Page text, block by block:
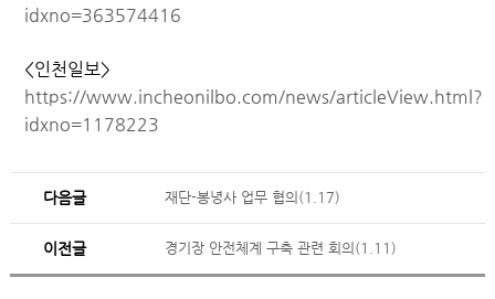
idxno=363574416
<인천일보>
https://www.incheonilbo.com/news/articleView.html?
idxno=1178223
다음글 재단-봉녕사 업무 협의(1.17)
이전글 경기장 안전체계 구축 관련 회의(1.11)